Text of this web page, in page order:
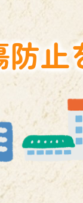
水工事について
雨樋工事
気工事